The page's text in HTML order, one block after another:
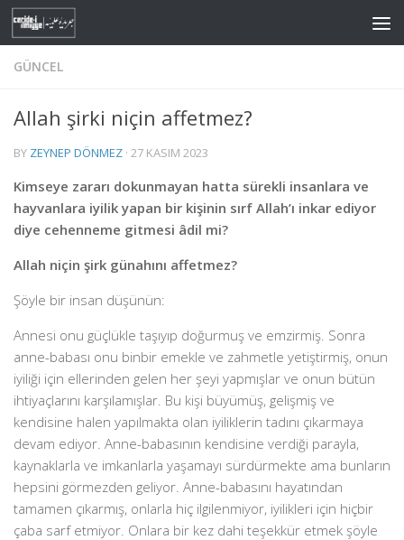
Skip to content
GÜNCEL
Allah şirki niçin affetmez?
BY ZEYNEP DÖNMEZ · 27 KASIM 2023
Kimseye zararı dokunmayan hatta sürekli insanlara ve
hayvanlara iyilik yapan bir kişinin sırf Allah’ı inkar ediyor
diye cehenneme gitmesi âdil mi?
Allah niçin şirk günahını affetmez?
Şöyle bir insan düşünün:
Annesi onu güçlükle taşıyıp doğurmuş ve emzirmiş. Sonra
anne-babası onu binbir emekle ve zahmetle yetiştirmiş, onun
iyiliği için ellerinden gelen her şeyi yapmışlar ve onun bütün
ihtiyaçlarını karşılamışlar. Bu kişi büyümüş, gelişmiş ve
kendisine halen yapılmakta olan iyiliklerin tadını çıkarmaya
devam ediyor. Anne-babasının kendisine verdiği parayla,
kaynaklarla ve imkanlarla yaşamayı sürdürmekte ama bunların
hepsini görmezden geliyor. Anne-babasını hayatından
tamamen çıkarmış, onlarla hiç ilgilenmiyor, iyilikleri için hiçbir
çaba sarf etmiyor. Onlara bir kez dahi teşekkür etmek şöyle